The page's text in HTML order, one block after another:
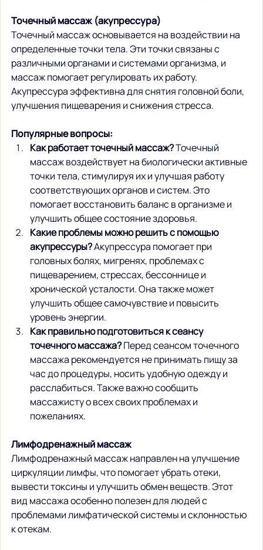
Точечный массаж (акупрессура)
Точечный массаж основывается на воздействии на
определенные точки тела. Эти точки связаны с
различными органами и системами организма, и
массаж помогает регулировать их работу.
Акупрессура эффективна для снятия головной боли,
улучшения пищеварения и снижения стресса.
Популярные вопросы:
Как работает точечный массаж? Точечный
массаж воздействует на биологически активные
точки тела, стимулируя их и улучшая работу
соответствующих органов и систем. Это
помогает восстановить баланс в организме и
улучшить общее состояние здоровья.
Какие проблемы можно решить с помощью
акупрессуры? Акупрессура помогает при
головных болях, мигренях, проблемах с
пищеварением, стрессах, бессоннице и
хронической усталости. Она также может
улучшить общее самочувствие и повысить
уровень энергии.
Как правильно подготовиться к сеансу
точечного массажа? Перед сеансом точечного
массажа рекомендуется не принимать пищу за
час до процедуры, носить удобную одежду и
расслабиться. Также важно сообщить
массажисту о всех своих проблемах и
пожеланиях.
Лимфодренажный массаж
Лимфодренажный массаж направлен на улучшение
циркуляции лимфы, что помогает убрать отеки,
вывести токсины и улучшить обмен веществ. Этот
вид массажа особенно полезен для людей с
проблемами лимфатической системы и склонностью
к отекам.